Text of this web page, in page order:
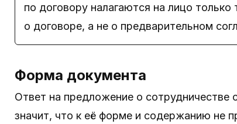
по договору налагаются на лицо
о договоре, а не о предварительном
Форма документа
Ответ на предложение о сотрудничестве
значит, что к её форме и содержанию не